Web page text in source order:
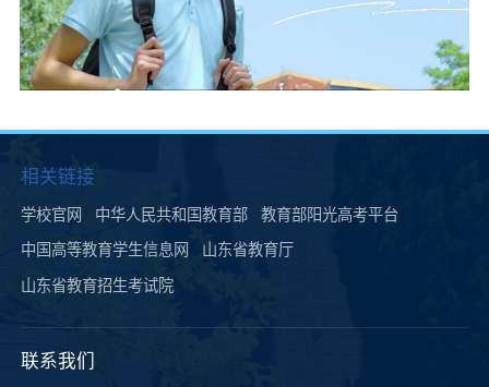
相关链接
学校官网 中华人民共和国教育部 教育部阳光高考平台
中国高等教育学生信息网
山东省教育厅
山东省教育招生考试院
联系我们